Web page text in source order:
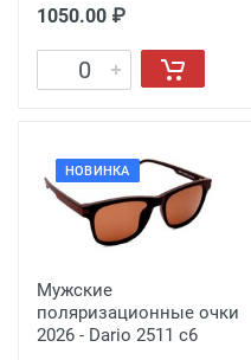
1050.00 ₽
НОВИНКА
Мужские
поляризационные очки
2026 - Dario 2511 с6